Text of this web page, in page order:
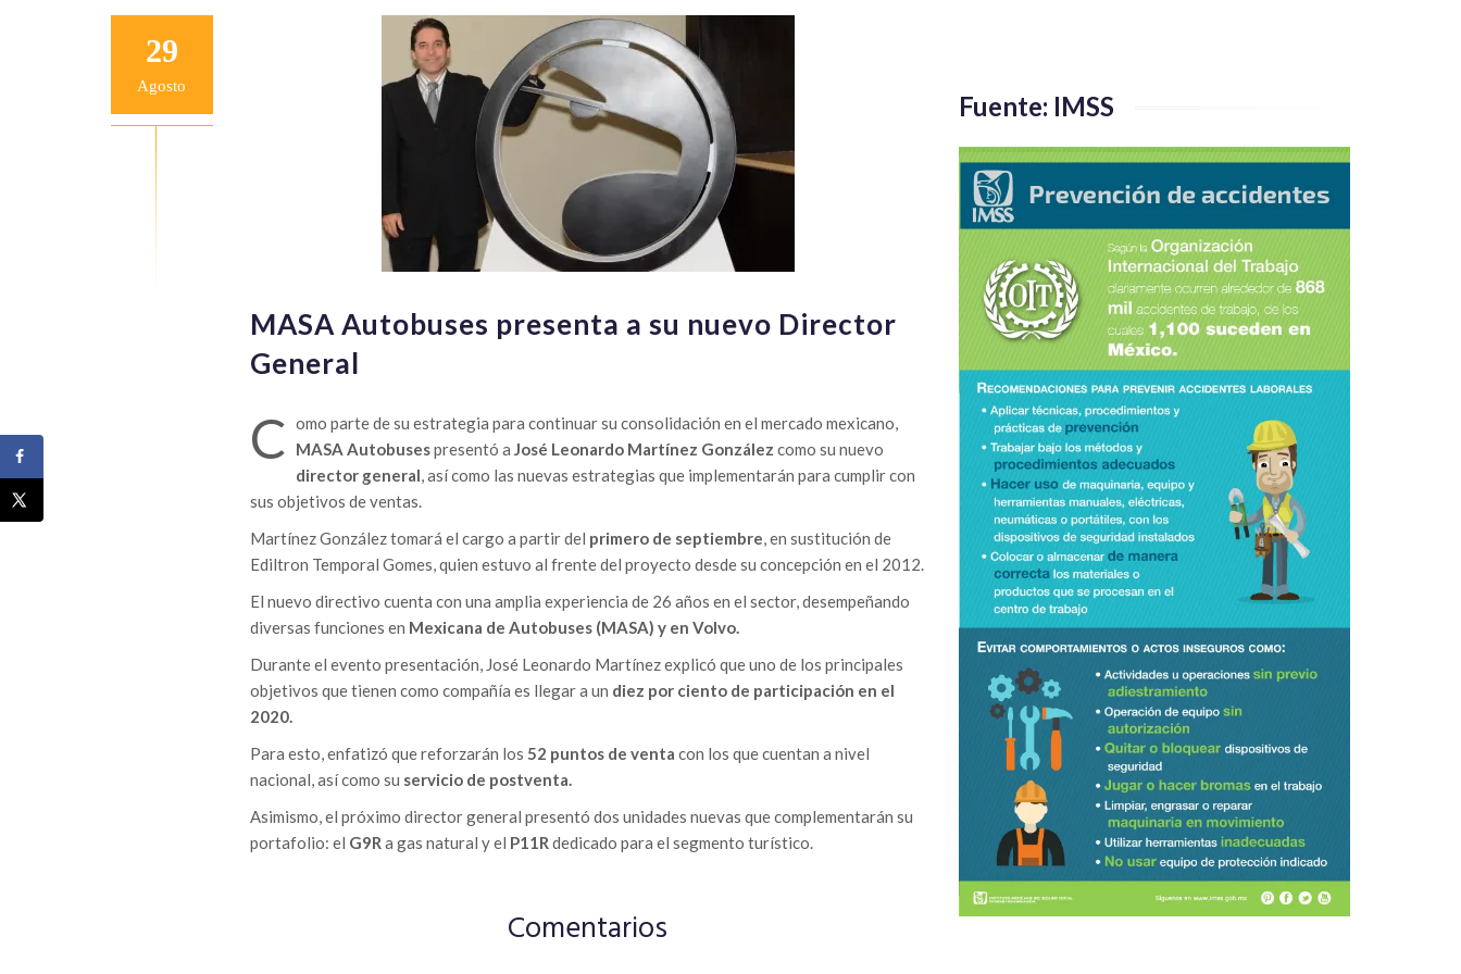
29
Agosto
MASA Autobuses presenta a su nuevo Director
General
C omo parte de su estrategia para continuar su consolidación en el mercado mexicano,
MASA Autobusespresentó a José Leonardo Martínez González como su nuevo
director general, así como las nuevas estrategias que implementarán para cumplir con
sus objetivos de ventas.
Martínez González tomará el cargo a partir del primero de septiembre, en sustitución de
Ediltron Temporal Gomes, quien estuvo al frente del proyecto desde su concepción en el 2012.
El nuevo directivo cuenta con una amplia experiencia de 26 años en el sector, desempeñando
diversas funciones en Mexicana de Autobuses (MASA) y en Volvo.
Durante el evento presentación, José Leonardo Martínez explicó que uno de los principales
objetivos que tienen como compañía es llegar a un diez por ciento de participación en el
2020.
Para esto, enfatizó que reforzarán los 52 puntos de venta con los que cuentan a nivel
nacional, así como su servicio de postventa.
Asimismo, el próximo director general presentó dos unidades nuevas que complementarán su
portafolio: el G9R a gas natural y el P11R dedicado para el segmento turístico.
Comentarios
Fuente: IMSS